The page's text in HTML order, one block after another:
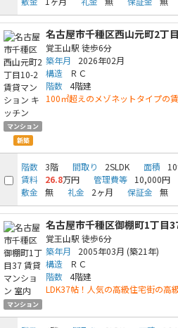
マンション
新築
名古屋市千種区西山元町2丁
覚王山駅 徒歩6分
築年月
2026年02月
構造
ＲＣ
階数 4階建
100㎡超えのメゾネットタイプの
階数 3階 間取り 2SLDK 面積
賃料 26.8万円 管理費等
10,000円
敷金
無 礼金 2ヶ月 保証金 無
マンション
名古屋市千種区御棚町1丁目
覚王山駅 徒歩6分
築年月
2005年03月 (築21年)
構造
ＲＣ
階数 4階建
LDK37帖！人気の高級住宅街の高